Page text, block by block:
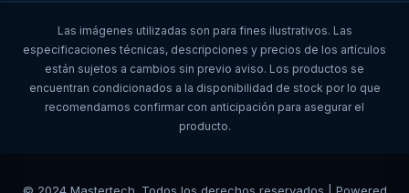
Las imágenes utilizadas son para fines ilustrativos. Las
especificaciones técnicas, descripciones y precios de los artículos
están sujetos a cambios sin previo aviso. Los productos se
encuentran condicionados a la disponibilidad de stock por lo que
recomendamos confirmar con anticipación para asegurar el
producto.